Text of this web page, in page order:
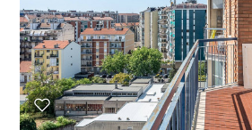
5+
Camere
minime